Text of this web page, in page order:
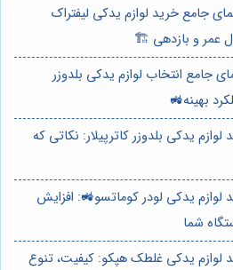
جامع خرید لوازم یدکی لیفتراک
عمر و بازدهی 🏗️
جامع انتخاب لوازم یدکی بلدوزر
بهینه🚜
یدکی بلدوزر کاترپیلار: نکاتی که
لوازم یدکی لودر کوماتسو🚜: افزایش
شما
لوازم یدکی غلطک هپکو: کیفیت، تنوع